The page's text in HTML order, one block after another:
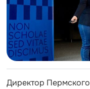
Директор